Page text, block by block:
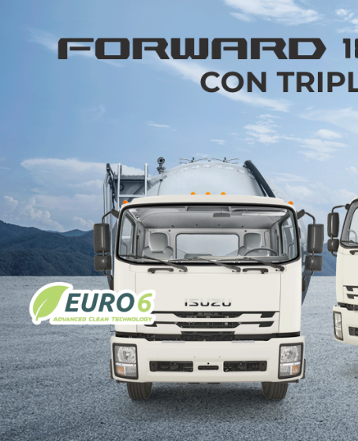
comienza directamente desde el área PT/
Debido a que los cuerpos rotan por
entrada y salida. El menor volumen de este
químicos necesarios y, por tanto, también el
El uso de tecnología de membrana tanto
residuales reduce aún más el consumo y
E/L133i de tercera generación asegurarán una
un riel que se extenderá arriba o abajo en la
Se utilizarán tanto como abridores de puertas
por primera vez en América, se está utilizando
movimiento EcoRCMP2 dirigirá la tercera
fábrica inteligente es, el controlador de
de los robots. Un sistema de sensores
el software de mantenimiento y el sistema de
Assistant de la gama digital@DÜRR,
de la planta en función del número de ciclos de
de los robots. Esto permitirá una
la disponibilidad de la planta. De este modo, las
y ya no estarán orientados a intervalos de